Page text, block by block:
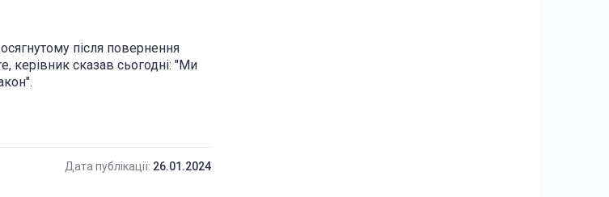
після повернення
керівник сказав сьогодні: "Ми
Дата публікації: 26.01.2024